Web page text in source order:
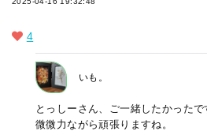
4
いも。
とっしーさん、ご一緒したかったで
微微力ながら頑張りますね。